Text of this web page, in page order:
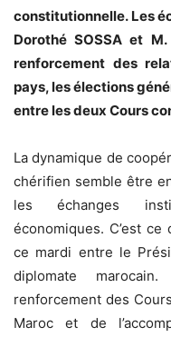
constitutionnelle. Les
Dorothé SOSSA et
renforcement des
pays, les élections
entre les deux Cours
La dynamique de
chérifien semble être
les échanges
économiques. C’est
ce mardi entre le
diplomate
renforcement des
Maroc et de